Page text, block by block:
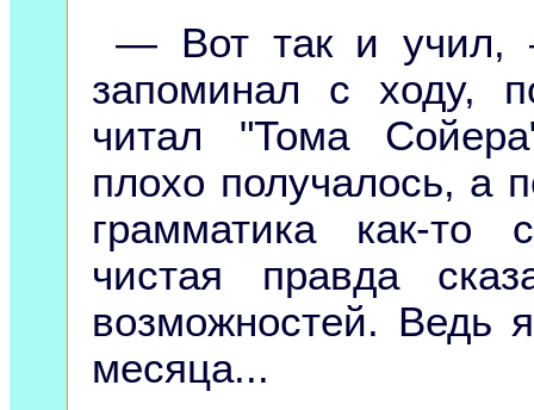
— Вот так и
запоминал с ходу,
читал "Тома
плохо получалось, а
грамматика как-
чистая правда
возможностей. Ведь
месяца...